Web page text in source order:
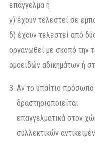
επάγγελμα ή
γ) έχουν τελεστεί σε
δ) έχουν τελεστεί από
οργανωθεί με σκοπό την
ομοειδών αδικημάτων ή
Αν το υπαίτιο
δραστηριοποιείται
επαγγελματικά στον
συλλεκτικών